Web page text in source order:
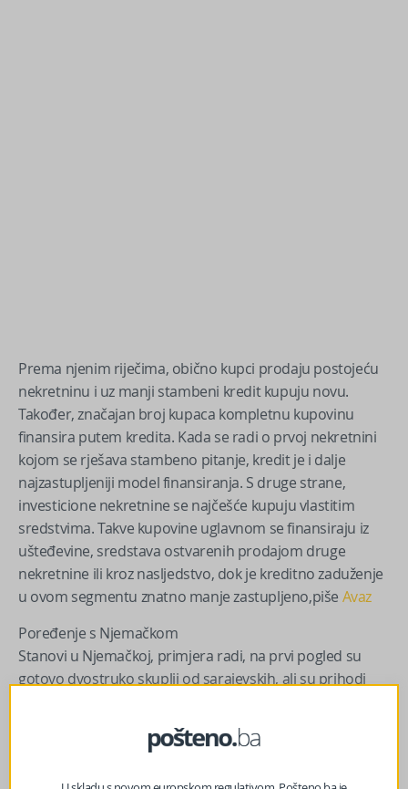
Prema njenim riječima, obično kupci prodaju postojeću
nekretninu i uz manji stambeni kredit kupuju novu.
Također, značajan broj kupaca kompletnu kupovinu
finansira putem kredita. Kada se radi o prvoj nekretnini
kojom se rješava stambeno pitanje, kredit je i dalje
najzastupljeniji model finansiranja. S druge strane,
investicione nekretnine se najčešće kupuju vlastitim
sredstvima. Takve kupovine uglavnom se finansiraju iz
ušteđevine, sredstava ostvarenih prodajom druge
nekretnine ili kroz nasljedstvo, dok je kreditno zaduženje
u ovom segmentu znatno manje zastupljeno,piše Avaz
Poređenje s Njemačkom
Stanovi u Njemačkoj, primjera radi, na prvi pogled su
gotovo dvostruko skuplji od sarajevskih, ali su prihodi
Njemačkoj kupuje oko 65 posto više stambenog
prostora nego prosječna plata u BiH.Dok su u BiH